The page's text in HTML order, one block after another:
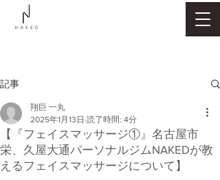
記事
【『フェイスマッサージ①』名古屋市
栄、久屋大通パーソナルジムNAKEDが教
えるフェイスマッサージについて】
翔巨 一丸
2025年1月13日 読了時間: 4分